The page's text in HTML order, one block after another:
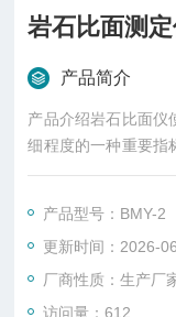
岩石比面测
产品简介
产品介绍岩石比面仪
细程度的一种重要指
度，因此，比表面积
材料和地质工业
产品型号：BMY-2
更新时间：2026-
厂商性质：生产厂
访问量：612